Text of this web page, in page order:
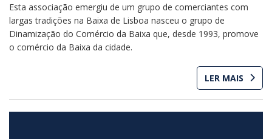
Esta associação emergiu de um grupo de comerciantes com
largas tradições na Baixa de Lisboa nasceu o grupo de
Dinamização do Comércio da Baixa que, desde 1993, promove
o comércio da Baixa da cidade.
LER MAIS